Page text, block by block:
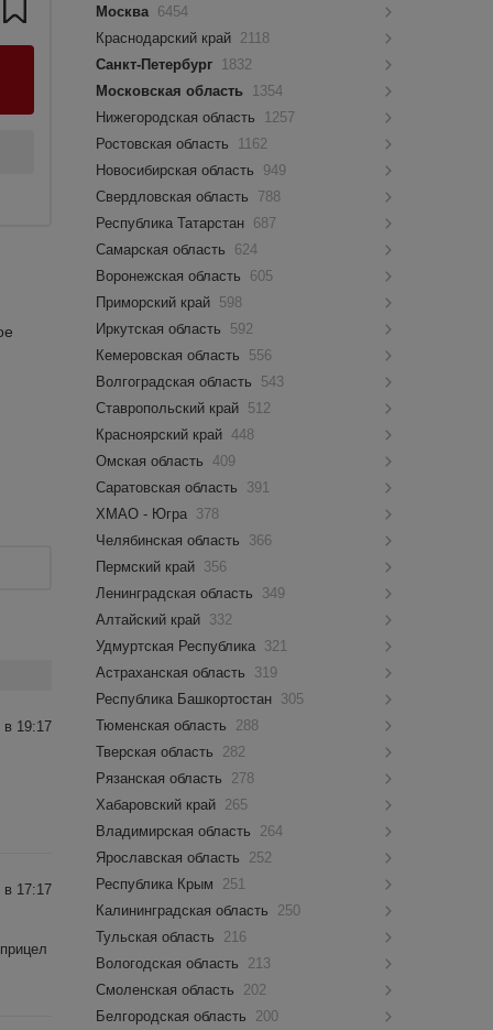
19:17
в 17:17
Москва 6454
Краснодарский край 2118
Санкт-Петербург 1832
Московская область 1354
Нижегородская область
1257
Ростовская область
1162
Новосибирская область
949
Свердловская область
788
Республика Татарстан 687
Самарская область
624
Воронежская область
605
Приморский край 598
Иркутская область
592
Кемеровская область
556
Волгоградская область
543
Ставропольский край 512
Красноярский край 448
Омская область
409
Саратовская область
391
ХМАО - Югра 378
Челябинская область
366
Пермский край 356
Ленинградская область
349
Алтайский край 332
Удмуртская Республика 321
Астраханская область
319
Республика Башкортостан 305
Тюменская область
288
Тверская область
282
Рязанская область
278
Хабаровский край 265
Владимирская область
264
Ярославская область
252
Республика Крым
251
Калининградская область
250
Тульская область
216
Вологодская область
213
Смоленская область
202
Белгородская область
200